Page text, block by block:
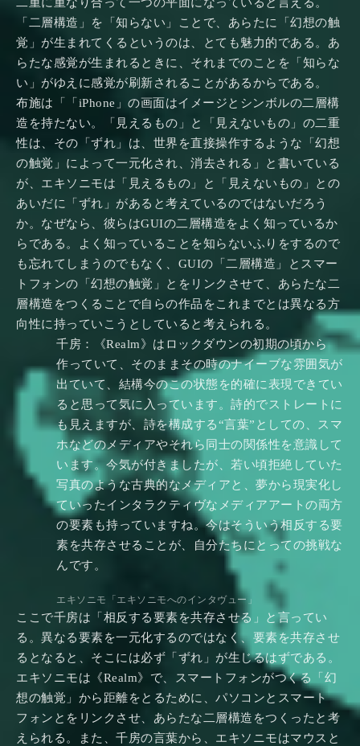
二重に重なり合って一つの平面になっていると言える。
「二層構造」を「知らない」ことで、あらたに「幻想の触
覚」が生まれてくるというのは、とても魅力的である。あ
らたな感覚が生まれるときに、それまでのことを「知らな
い」がゆえに感覚が刷新されることがあるからである。
布施は「「iPhone」の画面はイメージとシンボルの二層構
造を持たない。「見えるもの」と「見えないもの」の二重
性は、その「ずれ」は、世界を直接操作するような「幻想
の触覚」によって一元化され、消去される」と書いている
が、エキソニモは「見えるもの」と「見えないもの」との
あいだに「ずれ」があると考えているのではないだろう
か。なぜなら、彼らはGUIの二層構造をよく知っているか
らである。よく知っていることを知らないふりをするので
も忘れてしまうのでもなく、GUIの「二層構造」とスマー
トフォンの「幻想の触覚」とをリンクさせて、あらたな二
層構造をつくることで自らの作品をこれまでとは異なる方
向性に持っていこうとしていると考えられる。
千房：《Realm》はロックダウンの初期の頃から
作っていて、そのままその時のナイーブな雰囲気が
出ていて、結構今のこの状態を的確に表現できてい
ると思って気に入っています。詩的でストレートに
も見えますが、詩を構成する“言葉”としての、スマ
ホなどのメディアやそれら同士の関係性を意識して
います。今気が付きましたが、若い頃拒絶していた
写真のような古典的なメディアと、夢から現実化し
ていったインタラクティヴなメディアアートの両方
の要素も持っていますね。今はそういう相反する要
素を共存させることが、自分たちにとっての挑戦な
んです。
エキソニモ「エキソニモへのインタヴュー」
ここで千房は「相反する要素を共存させる」と言ってい
る。異なる要素を一元化するのではなく、要素を共存させ
るとなると、そこには必ず「ずれ」が生じるはずである。
エキソニモは《Realm》で、スマートフォンがつくる「幻
想の触覚」から距離をとるために、パソコンとスマート
フォンとをリンクさせ、あらたな二層構造をつくったと考
えられる。また、千房の言葉から、エキソニモはマウスと